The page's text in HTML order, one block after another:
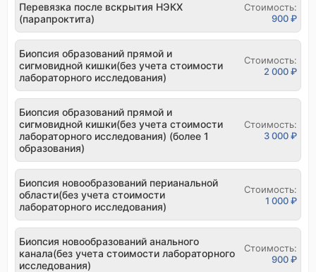
Перевязка после вскрытия НЭКХ
(парапроктита)
Стоимость:
900 ₽
Биопсия образований прямой и
сигмовидной кишки(без учета стоимости
лабораторного исследования)
Стоимость:
2 000 ₽
Биопсия образований прямой и
сигмовидной кишки(без учета стоимости
лабораторного исследования) (более 1
образования)
Стоимость:
3 000 ₽
Биопсия новообразований перианальной
области(без учета стоимости
лабораторного исследования)
Стоимость:
1 000 ₽
Биопсия новообразований анального
канала(без учета стоимости лабораторного
исследования)
Стоимость:
900 ₽